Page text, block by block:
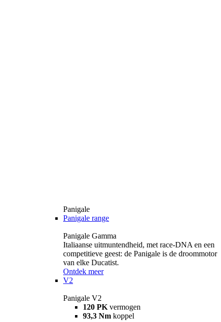
Panigale
Panigale range
Panigale Gamma
Italiaanse uitmuntendheid, met race-DNA en een
competitieve geest: de Panigale is de droommotor
van elke Ducatist.
Ontdek meer
V2
Panigale V2
120 PK vermogen
93,3 Nm koppel